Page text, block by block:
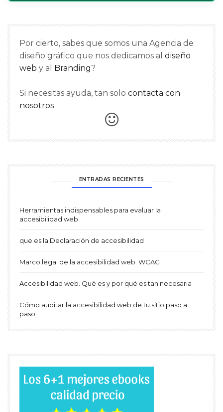
Por cierto, sabes que somos una Agencia de
diseño gráfico que nos dedicamos al diseño
web y al Branding?
Si necesitas ayuda, tan solo contacta con
nosotros
ENTRADAS RECIENTES
Herramientas indispensables para evaluar la
accesibilidad web
que es la Declaración de accesibilidad
Marco legal de la accesibilidad web. WCAG
Accesibilidad web. Qué es y por qué es tan necesaria
Cómo auditar la accesibilidad web de tu sitio paso a
paso